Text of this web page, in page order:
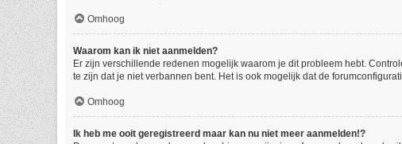
Omhoog
Waarom kan ik niet aanmelden?
Er zijn verschillende redenen mogelijk waarom je dit probleem hebt.
te zijn dat je niet verbannen bent. Het is ook mogelijk dat de
Omhoog
Ik heb me ooit geregistreerd maar kan nu niet meer aanmelden!?